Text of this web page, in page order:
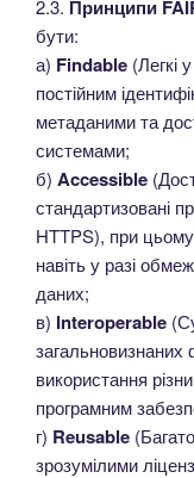
2.3. Принципи
бути:
а) Findable (Легкі
постійним
метаданими та
системами;
б) Accessible
стандартизовані
HTTPS), при
навіть у разі
даних;
в) Interoperable
використання
програмним
г) Reusable
зрозумілими